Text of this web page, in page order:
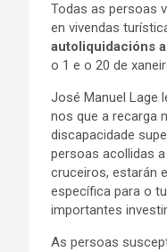
Todas as persoas
en vivendas
autoliquidacións
o 1 e o 20 de
José Manuel Lage
nos que a recarga
discapacidade
persoas acollidas
cruceiros, estarán
específica para o
importantes
As persoas